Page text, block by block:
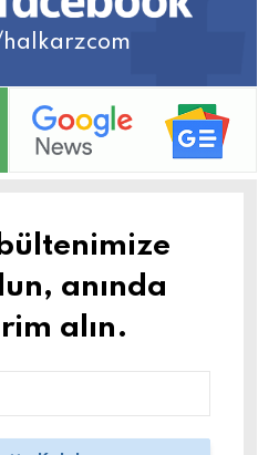
anında
alın.